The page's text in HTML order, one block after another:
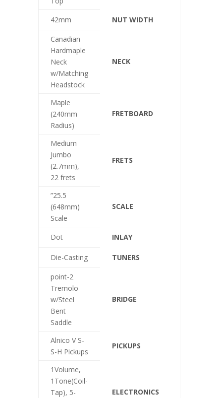
NUT WIDTH
42mm
NECK
Canadian
Hardmaple
Neck
w/Matching
Headstock
FRETBOARD
Maple
(240mm
Radius)
FRETS
Medium
Jumbo
(2.7mm),
22 frets
SCALE
25.5”
(648mm)
Scale
INLAY
Dot
TUNERS
Die-Casting
BRIDGE
2-point
Tremolo
w/Steel
Bent
Saddle
PICKUPS
Alnico V S-
S-H Pickups
ELECTRONICS
1Volume,
1Tone(Coil-
Tap), 5-